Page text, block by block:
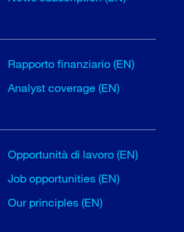
Rapporto finanziario (EN)
Analyst coverage (EN)
Opportunità di lavoro (EN)
Job opportunities (EN)
Our principles (EN)